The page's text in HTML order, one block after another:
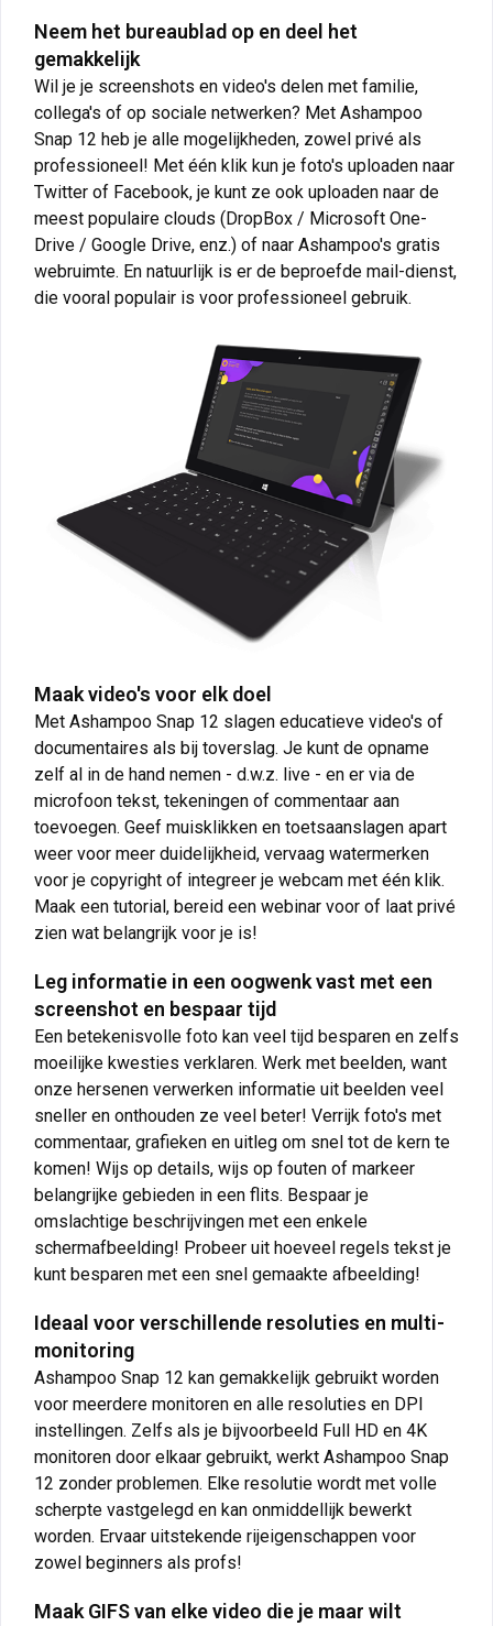
Neem het bureaublad op en deel het
gemakkelijk
Wil je je screenshots en video's delen met familie,
collega's of op sociale netwerken? Met Ashampoo
Snap 12 heb je alle mogelijkheden, zowel privé als
professioneel! Met één klik kun je foto's uploaden naar
Twitter of Facebook, je kunt ze ook uploaden naar de
meest populaire clouds (DropBox / Microsoft One-
Drive / Google Drive, enz.) of naar Ashampoo's gratis
webruimte. En natuurlijk is er de beproefde mail-dienst,
die vooral populair is voor professioneel gebruik.
Maak video's voor elk doel
Met Ashampoo Snap 12 slagen educatieve video's of
documentaires als bij toverslag. Je kunt de opname
zelf al in de hand nemen - d.w.z. live - en er via de
microfoon tekst, tekeningen of commentaar aan
toevoegen. Geef muisklikken en toetsaanslagen apart
weer voor meer duidelijkheid, vervaag watermerken
voor je copyright of integreer je webcam met één klik.
Maak een tutorial, bereid een webinar voor of laat privé
zien wat belangrijk voor je is!
Leg informatie in een oogwenk vast met een
screenshot en bespaar tijd
Een betekenisvolle foto kan veel tijd besparen en zelfs
moeilijke kwesties verklaren. Werk met beelden, want
onze hersenen verwerken informatie uit beelden veel
sneller en onthouden ze veel beter! Verrijk foto's met
commentaar, grafieken en uitleg om snel tot de kern te
komen! Wijs op details, wijs op fouten of markeer
belangrijke gebieden in een flits. Bespaar je
omslachtige beschrijvingen met een enkele
schermafbeelding! Probeer uit hoeveel regels tekst je
kunt besparen met een snel gemaakte afbeelding!
Ideaal voor verschillende resoluties en multi-
monitoring
Ashampoo Snap 12 kan gemakkelijk gebruikt worden
voor meerdere monitoren en alle resoluties en DPI
instellingen. Zelfs als je bijvoorbeeld Full HD en 4K
monitoren door elkaar gebruikt, werkt Ashampoo Snap
12 zonder problemen. Elke resolutie wordt met volle
scherpte vastgelegd en kan onmiddellijk bewerkt
worden. Ervaar uitstekende rijeigenschappen voor
zowel beginners als profs!
Maak GIFS van elke video die je maar wilt